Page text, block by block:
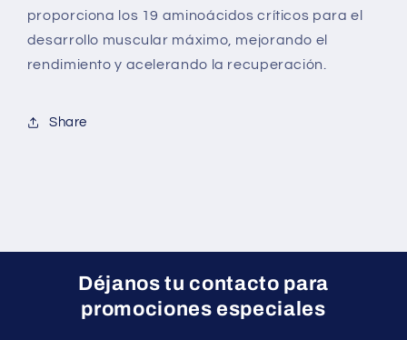
proporciona los 19 aminoácidos críticos para el
desarrollo muscular máximo, mejorando el
rendimiento y acelerando la recuperación.
Share
Déjanos tu contacto para
promociones especiales